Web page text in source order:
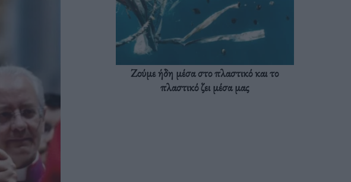
Ζούμε ήδη μέσα στο πλαστικό και το
πλαστικό ζει μέσα μας